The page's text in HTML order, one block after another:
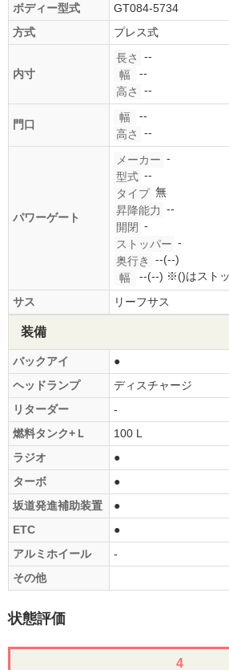
ボディー型式
GT084-5734
方式
プレス式
内寸
長さ
--
幅
--
高さ
--
門口
幅
--
高さ
--
パワーゲート
メーカー -
型式 --
タイプ 無
昇降能力 --
開閉 -
ストッパー -
奥行き
--(--)
幅
--(--) ※()はスト
サス
リーフサス
装備
バックアイ
●
ヘッドランプ
ディスチャージ
リターダー
-
燃料タンク+Ｌ
100 L
ラジオ
●
ターボ
●
坂道発進補助装置
●
ETC
●
アルミホイール
-
その他
状態評価
4